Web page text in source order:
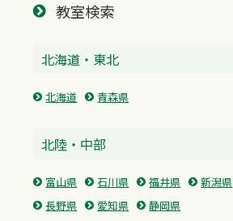
教室検索
北海道・東北
北海道 青森県
北陸・中部
富山県 石川県 福井県 新潟県
長野県
愛知県 静岡県